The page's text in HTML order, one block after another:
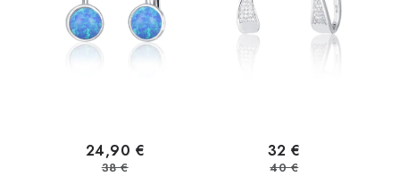
24,90 €
38 €
32 €
40 €